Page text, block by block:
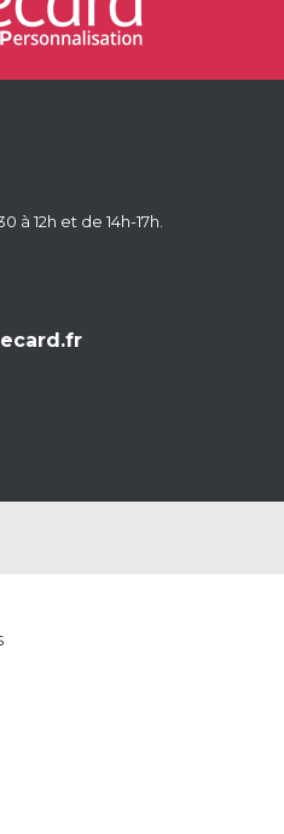
à 12h et de 14h-17h.